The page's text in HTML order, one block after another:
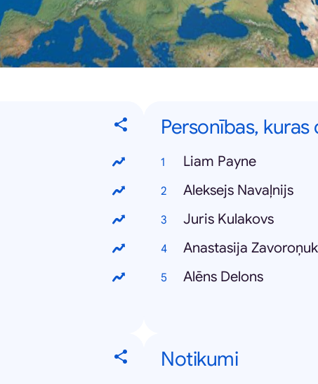
Personības,
Liam Payne
Aleksejs Navaļnijs
Juris Kulakovs
Anastasija
Alēns Delons
Notikumi